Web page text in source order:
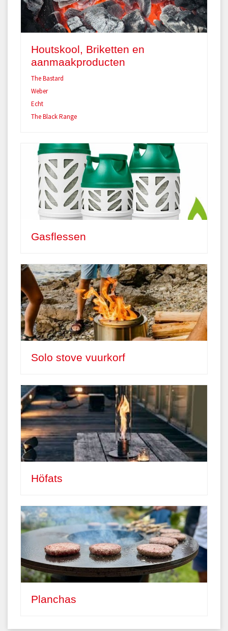
Houtskool, Briketten en
aanmaakproducten
The Bastard
Weber
Echt
The Black Range
Gasflessen
Solo stove vuurkorf
Höfats
Planchas